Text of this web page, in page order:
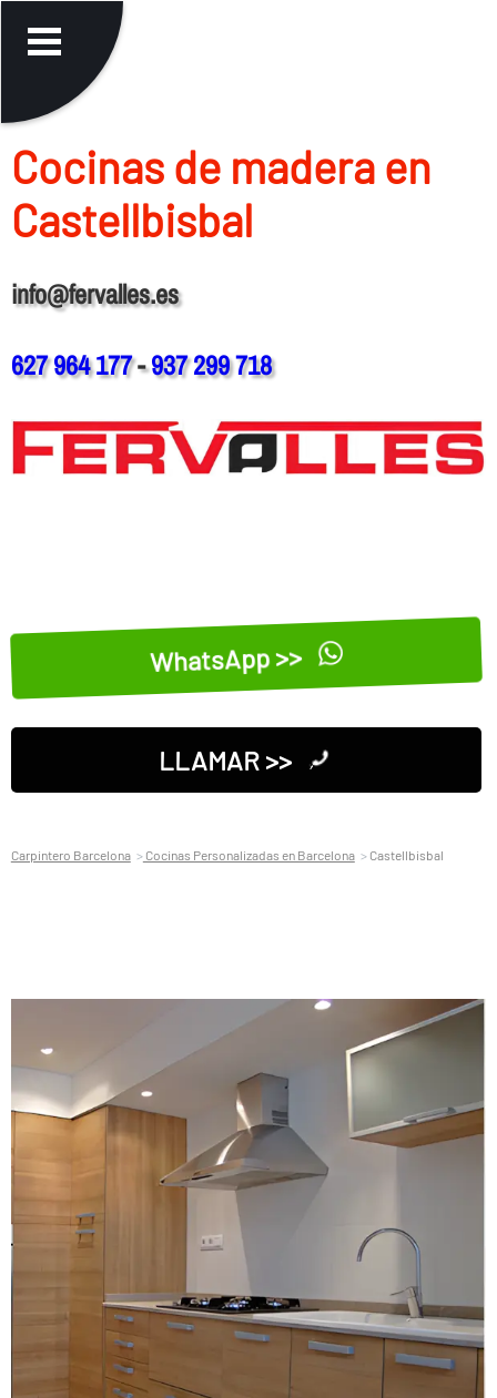
Cocinas de madera en
Castellbisbal
info@fervalles.es
627 964 177-937 299 718
WhatsApp >>
LLAMAR >>
Carpintero Barcelona Cocinas Personalizadas en Barcelona Castellbisbal